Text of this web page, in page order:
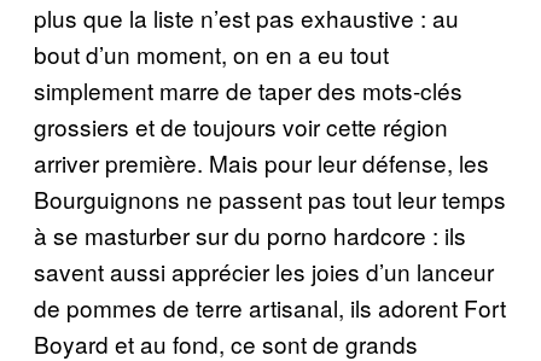
plus que la liste n’est pas exhaustive : au
bout d’un moment, on en a eu tout
simplement marre de taper des mots-clés
grossiers et de toujours voir cette région
arriver première. Mais pour leur défense, les
Bourguignons ne passent pas tout leur temps
à se masturber sur du porno hardcore : ils
savent aussi apprécier les joies d’un lanceur
de pommes de terre artisanal, ils adorent Fort
Boyard et au fond, ce sont de grands